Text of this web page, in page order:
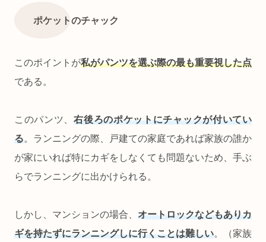
ポケットのチャック
このポイントが私がパンツを選ぶ際の最も重要視した点
である。
このパンツ、右後ろのポケットにチャックが付いてい
る。ランニングの際、戸建ての家庭であれば家族の誰か
が家にいれば特にカギをしなくても問題ないため、手ぶ
らでランニングに出かけられる。
しかし、マンションの場合、 オートロックなどもありカ
ギを持たずにランニングしに行くことは難しい。（家族